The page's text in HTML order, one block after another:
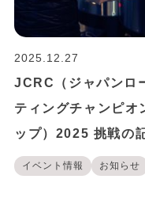
2025.12.27
JCRC（ジャパンロ
ティングチャンピオ
ップ）2025 挑戦の
｜美味しいコーヒー
イベント情報 お知らせ